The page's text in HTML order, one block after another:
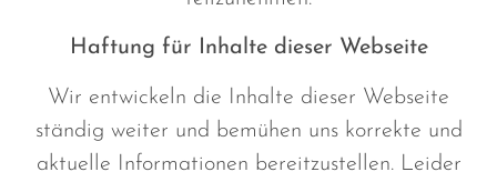
Haftung für Inhalte dieser Webseite
Wir entwickeln die Inhalte dieser Webseite
ständig weiter und bemühen uns korrekte und
aktuelle Informationen bereitzustellen. Leider